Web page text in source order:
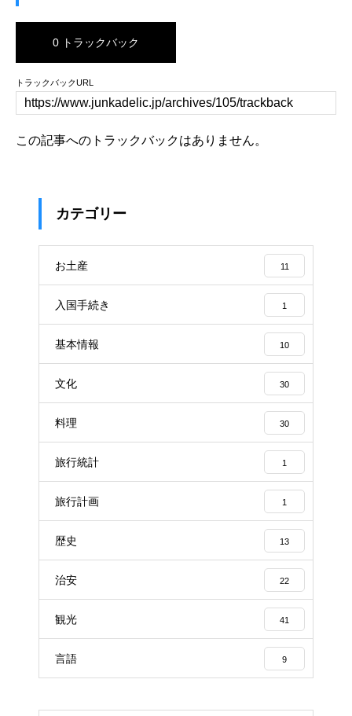
0 トラックバック
トラックバックURL
この記事へのトラックバックはありません。
カテゴリー
お土産 11
入国手続き 1
基本情報 10
文化 30
料理 30
旅行統計 1
旅行計画 1
歴史 13
治安 22
観光 41
言語 9